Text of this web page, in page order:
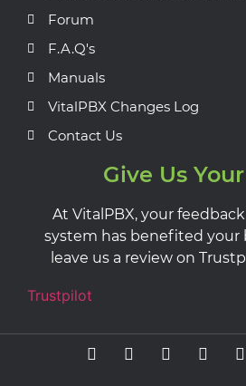
Forum
F.A.Q's
Manuals
VitalPBX Changes Log
Contact Us
Give Us
At VitalPBX, your
system has benefited your
leave us a review on
Trustpilot